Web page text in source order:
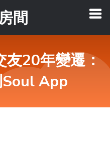
間
友20年變遷：
App